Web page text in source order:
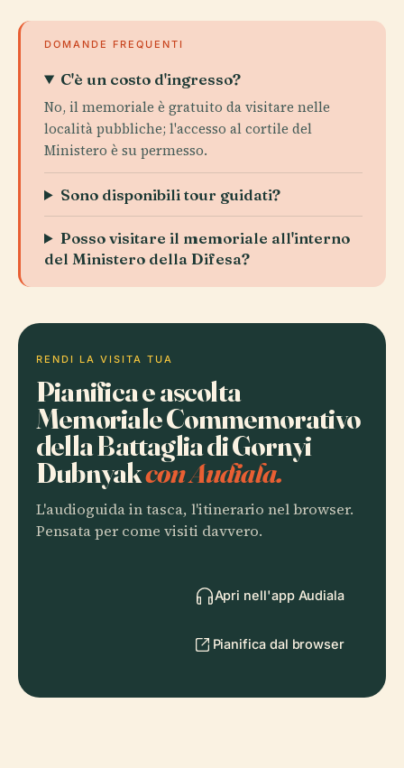
DOMANDE FREQUENTI
C'è un costo d'ingresso?
No, il memoriale è gratuito da visitare nelle
località pubbliche; l'accesso al cortile del
Ministero è su permesso.
Sono disponibili tour guidati?
Posso visitare il memoriale all'interno
del Ministero della Difesa?
RENDI LA VISITA TUA
Pianifica e ascolta
Memoriale Commemorativo
della Battaglia di Gornyi
Dubnyakcon Audiala.
L'audioguida in tasca, l'itinerario nel browser.
Pensata per come visiti davvero.
Apri nell'app Audiala
Pianifica dal browser